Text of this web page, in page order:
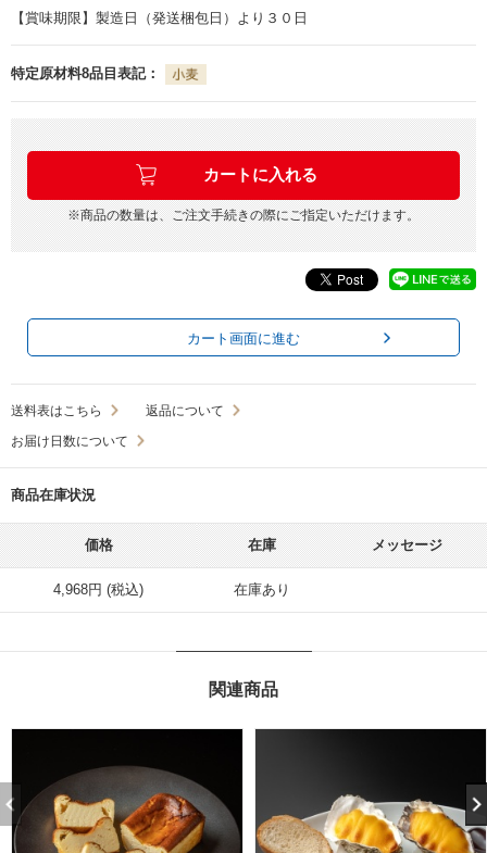
【賞味期限】製造日（発送梱包日）より３０日
特定原材料8品目表記：
※商品の数量は、ご注文手続きの際にご指定いただけます。
カート画面に進む
送料表はこちら
返品について
お届け日数について
商品在庫状況
価格 在庫 メッセージ
4,968円 (税込) 在庫あり
関連商品